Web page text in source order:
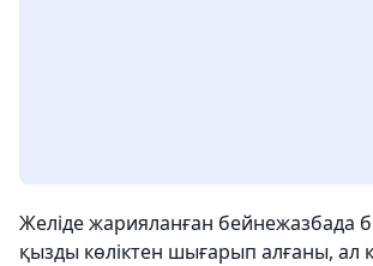
Желіде жарияланған бейнежазбада
қызды көліктен шығарып алғаны, ал